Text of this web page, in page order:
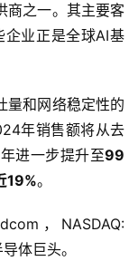
商之一。其主要客
业正是全球AI基
量和网络稳定性的
年销售额将从去
进一步提升至99
19%。
，NASDAQ:
体巨头。